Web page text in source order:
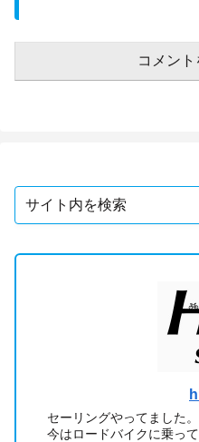
コメン
セーリングやってました。
今はロードバイクに乗っ